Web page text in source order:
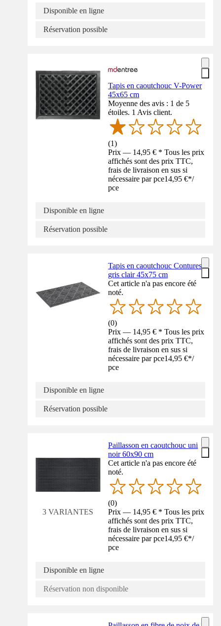
Disponible en ligne
Réservation possible
Tapis en caoutchouc V-Power
45x65 cm
Moyenne des avis : 1 de 5
étoiles. 1 Avis client.
(1)
Prix — 14,95 € * Tous les prix
affichés sont des prix TTC,
frais de livraison en sus si
nécessaire par pce14,95 €*/
pce
Disponible en ligne
Réservation possible
Tapis en caoutchouc Contures
gris clair 45x75 cm
Cet article n'a pas encore été
noté.
(0)
Prix — 14,95 € * Tous les prix
affichés sont des prix TTC,
frais de livraison en sus si
nécessaire par pce14,95 €*/
pce
Disponible en ligne
Réservation possible
3 VARIANTES
Paillasson en caoutchouc uni
noir 60x90 cm
Cet article n'a pas encore été
noté.
(0)
Prix — 14,95 € * Tous les prix
affichés sont des prix TTC,
frais de livraison en sus si
nécessaire par pce14,95 €*/
pce
Disponible en ligne
Réservation non disponible